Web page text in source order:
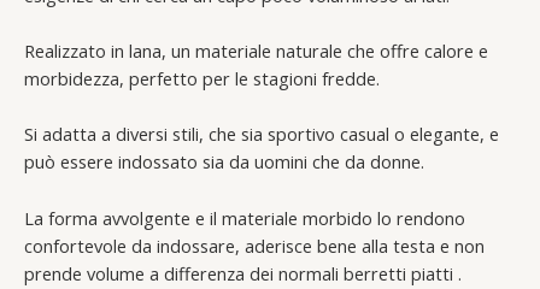
Realizzato in lana, un materiale naturale che offre calore e
morbidezza, perfetto per le stagioni fredde.
Si adatta a diversi stili, che sia sportivo casual o elegante, e
può essere indossato sia da uomini che da donne.
La forma avvolgente e il materiale morbido lo rendono
confortevole da indossare, aderisce bene alla testa e non
prende volume a differenza dei normali berretti piatti .